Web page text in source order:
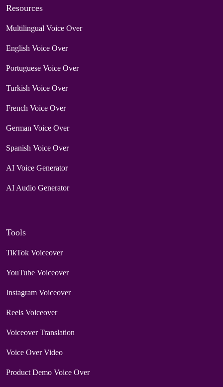
Resources
Multilingual Voice Over
English Voice Over
Portuguese Voice Over
Turkish Voice Over
French Voice Over
German Voice Over
Spanish Voice Over
AI Voice Generator
AI Audio Generator
Tools
TikTok Voiceover
YouTube Voiceover
Instagram Voiceover
Reels Voiceover
Voiceover Translation
Voice Over Video
Product Demo Voice Over